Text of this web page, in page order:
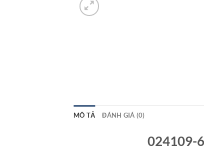
MÔ TẢ ĐÁNH GIÁ (0)
024109-